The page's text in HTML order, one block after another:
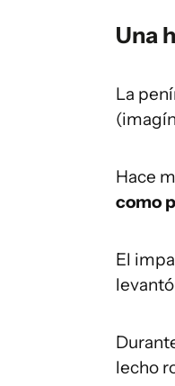
Una
La
Hace
como
El
lecho